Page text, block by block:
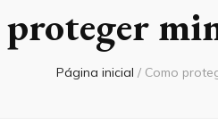
Página inicial / Como